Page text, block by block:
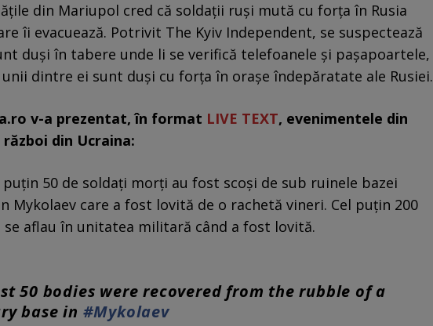
din Mariupol cred că soldații ruși mută cu forța în Rusia
îi evacuează. Potrivit The Kyiv Independent, se suspectează
duși în tabere unde li se verifică telefoanele și pașapoartele,
dintre ei sunt duși cu forța în orașe îndepăratate ale Rusiei.
v-a prezentat, în format LIVE TEXT, evenimentele din
război din Ucraina:
puțin 50 de soldați morți au fost scoși de sub ruinele bazei
Mykolaev care a fost lovită de o rachetă vineri. Cel puțin 200
aflau în unitatea militară când a fost lovită.
50 bodies were recovered from the rubble of a
base in #Mykolaev